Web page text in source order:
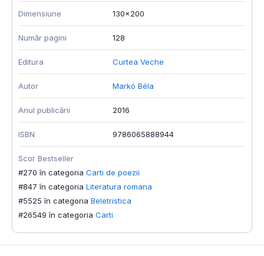
Dimensiune 130x200
Număr pagini 128
Editura Curtea Veche
Autor Markó Béla
Anul publicării 2016
ISBN 9786065888944
Scor Bestseller
#270 în categoria Carti de poezii
#847 în categoria Literatura romana
#5525 în categoria Beletristica
#26549 în categoria Carti